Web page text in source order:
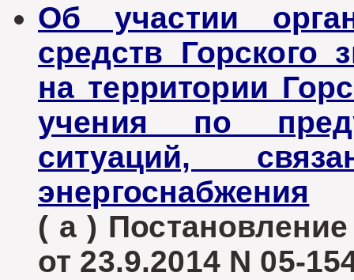
Об участии
средств Горского
на территории
учения по
ситуаций,
энергоснабжения
( а )
от 23.9.2014 N 05-